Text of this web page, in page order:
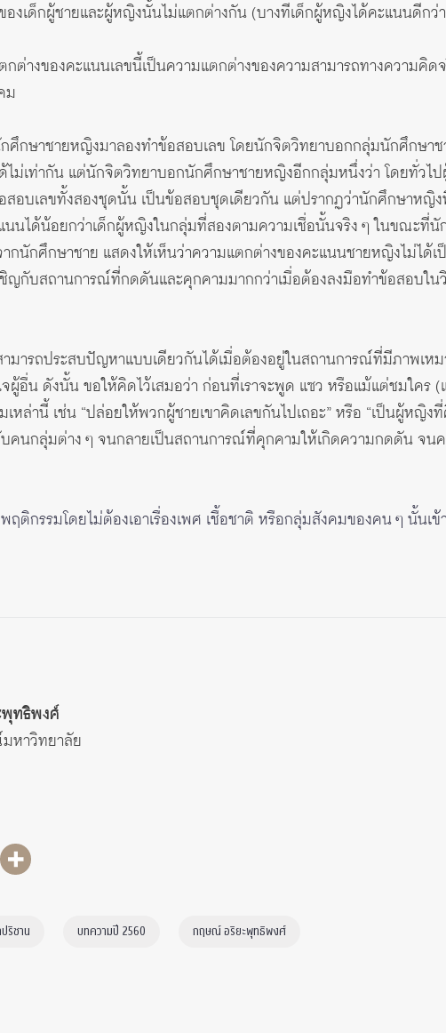
งเด็กผู้ชายและผู้หญิงนั้นไม่แตกต่างกัน (บางทีเด็กผู้หญิงได้คะแนนดีกว่
ต่างของคะแนนเลขนี้เป็นความแตกต่างของความสามารถทางความคิ
ม
ศึกษาชายหญิงมาลองทำข้อสอบเลข โดยนักจิตวิทยาบอกกลุ่มนักศึกษา
ไม่เท่ากัน แต่นักจิตวิทยาบอกนักศึกษาชายหญิงอีกกลุ่มหนึ่งว่า โดยทั่วไ
สอบเลขทั้งสองชุดนั้น เป็นข้อสอบชุดเดียวกัน แต่ปรากฏว่านักศึกษาหญิ
นนได้น้อยกว่าเด็กผู้หญิงในกลุ่มที่สองตามความเชื่อนั้นจริง ๆ ในขณะ
กนักศึกษาชาย แสดงให้เห็นว่าความแตกต่างของคะแนนชายหญิงไม่ได้เ
ญกับสถานการณ์ที่กดดันและคุกคามมากกว่าเมื่อต้องลงมือทำข้อสอบใน
มารถประสบปัญหาแบบเดียวกันได้เมื่อต้องอยู่ในสถานการณ์ที่มีภาพเหม
จผู้อื่น ดังนั้น ขอให้คิดไว้เสมอว่า ก่อนที่เราจะพูด แซว หรือแม้แต่ชมใคร
หล่านี้ เช่น “ปล่อยให้พวกผู้ชายเขาคิดเลขกันไปเถอะ” หรือ “เป็นผู้หญิงที่
บคนกลุ่มต่าง ๆ จนกลายเป็นสถานการณ์ที่คุกคามให้เกิดความกดดัน จ
ติกรรมโดยไม่ต้องเอาเรื่องเพศ เชื้อชาติ หรือกลุ่มสังคมของคน ๆ นั้นเข้
ทธิพงศ์
หาวิทยาลัย
ริชาน บทความปี 2560 กฤษณ์ อริยะพุทธิพงศ์